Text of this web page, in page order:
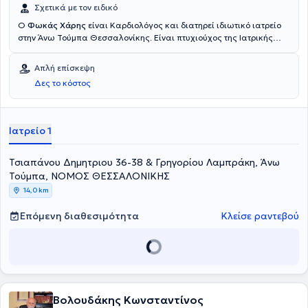
Σχετικά με τον ειδικό
Ο Φωκάς Χάρης είναι Καρδιολόγος και διατηρεί ιδιωτικό ιατρείο
στην Άνω Τούμπα Θεσσαλονίκης. Είναι πτυχιούχος της Ιατρικής
πραγματοποιήσει μετεκπαίδευση ΕΚΑΒ στην επείγουσα
προνοσοκομειακή ιατρική. Έχει διατελέσει καρδιολόγος στη μονάδα
Φροντίδας Ηλικιωμένων "Φροντίζω", Επιστημονικός Συνεργάτης
στην Καρδιολογική κλινική του Γενικού Νοσοκομείου Θεσσαλονίκης
Κλινικής "Γένεσις" στη Θεσσαλονίκη. Είναι εξειδικευμένος στην
υπερηχοκαρδιολογία και στην κλινική καρδιολογία και διαθέτει
στην καρδιακή ανεπάρκεια. Τέλος, στο ιδιωτικό του ιατρείο
αντιμετωπίζει παθήσεις και παρέχει υπηρεσίες πάνω σε όλο το
φάσμα της καρδιολογίας.
Απλή επίσκεψη
Δες το κόστος
Ιατρείο 1
Τσιαπάνου Δημητριου 36-38 & Γρηγορίου Λαμπράκη, Άνω
Τούμπα, ΝΟΜΟΣ ΘΕΣΣΑΛΟΝΙΚΗΣ
14,0 km
Επόμενη διαθεσιμότητα Κλείσε ραντεβού
Βολουδάκης Κωνσταντίνος